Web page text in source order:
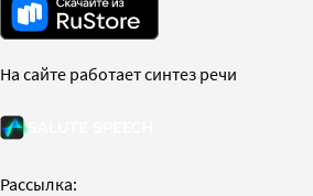
На сайте работает синтез речи
Рассылка: